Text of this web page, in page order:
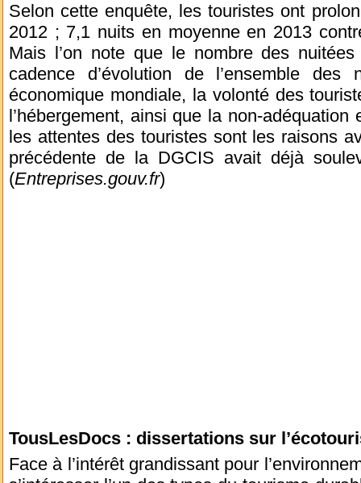
Selon cette enquête, les touristes ont
2012 ; 7,1 nuits en moyenne en 2013
Mais l’on note que le nombre des
cadence d’évolution de l’ensemble
économique mondiale, la volonté des
l’hébergement, ainsi que la non-adéquation
les attentes des touristes sont les raisons
précédente de la DGCIS avait déjà
(Entreprises.gouv.fr)
TousLesDocs : dissertations sur
Face à l’intérêt grandissant pour